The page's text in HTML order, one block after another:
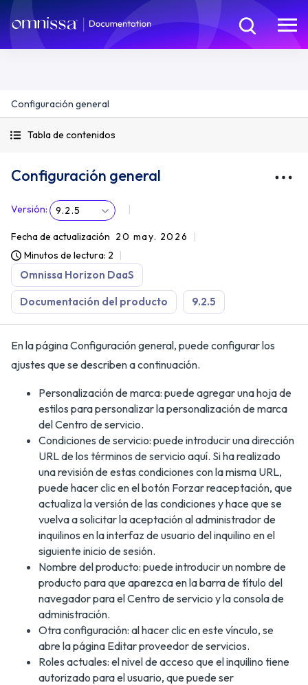
Configuración general
Tabla de contenidos
Configuración general
Versión: 9.2.5
Fecha de actualización 20 may. 2026
Minutos de lectura: 2
Omnissa Horizon DaaS
Documentación del producto 9.2.5
En la página Configuración general, puede configurar los
ajustes que se describen a continuación.
Personalización de marca: puede agregar una hoja de
estilos para personalizar la personalización de marca
del Centro de servicio.
Condiciones de servicio: puede introducir una dirección
URL de los términos de servicio aquí. Si ha realizado
una revisión de estas condiciones con la misma URL,
puede hacer clic en el botón Forzar reaceptación, que
actualiza la versión de las condiciones y hace que se
vuelva a solicitar la aceptación al administrador de
inquilinos en la interfaz de usuario del inquilino en el
siguiente inicio de sesión.
Nombre del producto: puede introducir un nombre de
producto para que aparezca en la barra de título del
navegador para el Centro de servicio y la consola de
administración.
Otra configuración: al hacer clic en este vínculo, se
abre la página Editar proveedor de servicios.
Roles actuales: el nivel de acceso que el inquilino tiene
autorizado para el usuario, que puede ser